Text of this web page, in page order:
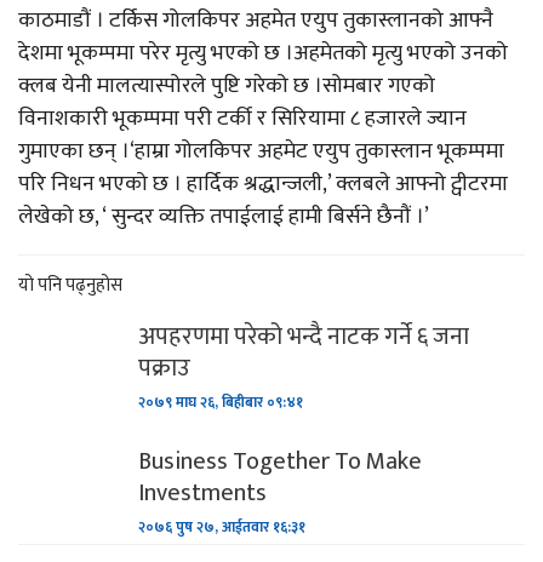
काठमाडौं । टर्किस गोलकिपर अहमेत एयुप तुकास्लानको आफ्नै
देशमा भूकम्पमा परेर मृत्यु भएको छ ।अहमेतको मृत्यु भएको उनको
क्लब येनी मालत्यास्पोरले पुष्टि गरेको छ ।सोमबार गएको
विनाशकारी भूकम्पमा परी टर्की र सिरियामा ८ हजारले ज्यान
गुमाएका छन् ।‘हाम्रा गोलकिपर अहमेट एयुप तुकास्लान भूकम्पमा
परि निधन भएको छ । हार्दिक श्रद्धान्जली,’ क्लबले आफ्नो ट्वीटरमा
लेखेको छ, ‘ सुन्दर व्यक्ति तपाईलाई हामी बिर्सने छैनौं ।’
यो पनि पढ्नुहोस
अपहरणमा परेको भन्दै नाटक गर्ने ६ जना
पक्राउ
२०७९ माघ २६, बिहीबार ०९:४१
Business Together To Make
Investments
२०७६ पुष २७, आईतवार १६:३१